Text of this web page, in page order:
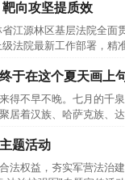
向攻坚提质效
江源林区基层法院全面
院最新工作部署，精
于在这个夏天画上
不早不晚。七月的千
居着汉族、哈萨克族、
题活动
权益，夯实军营法治